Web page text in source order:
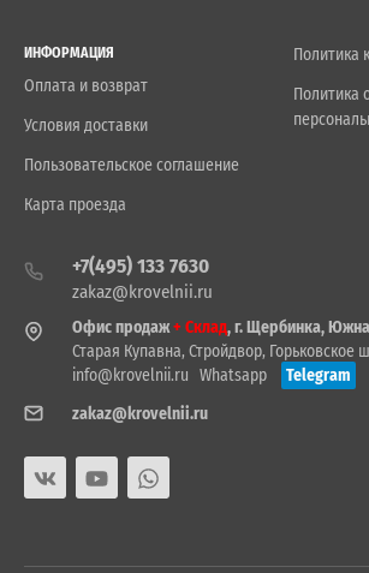
ИНФОРМАЦИЯ
Оплата и возврат
Условия доставки
Пользовательское соглашение
Карта проезда
Политика
Политика
+7(495) 133 7630
zakaz@krovelnii.ru
Офис продаж+ Склад, г. Щербинка,
Старая Купавна, Стройдвор, Горьковское
info@krovelnii.ru Whatsapp
Telegram
zakaz@krovelnii.ru